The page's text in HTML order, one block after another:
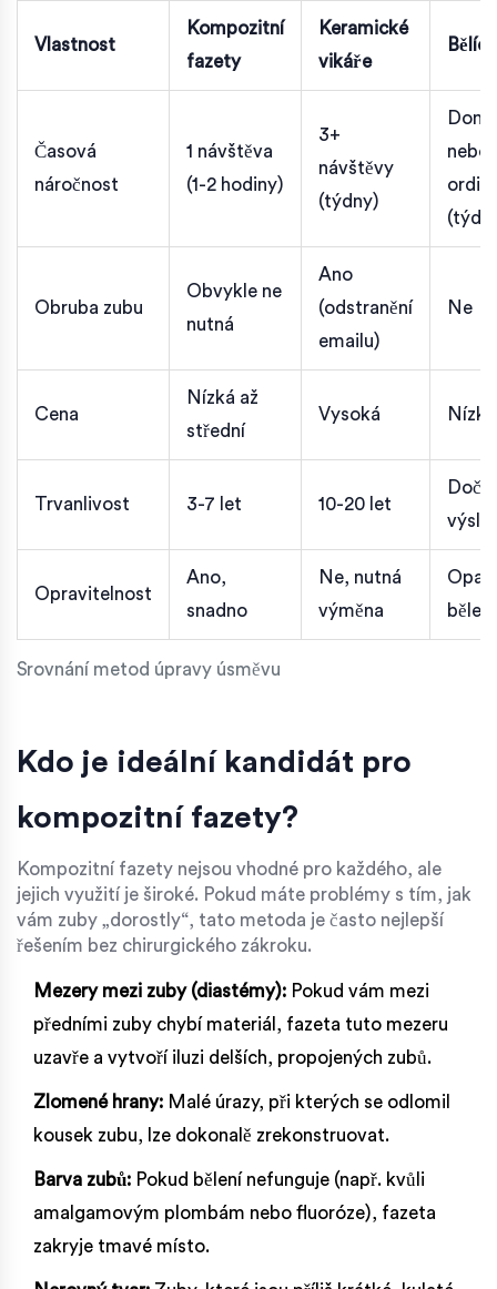
Srovnání metod úpravy úsměvu
Vlastnost
Kompozitní
fazety
Keramické
vikáře
Bělící
Časová
náročnost
1 návštěva
(1-2 hodiny)
3+
návštěvy
(týdny)
nebo
Obruba zubu
Obvykle ne
nutná
Ano
(odstranění
emailu)
Ne
Cena
Nízká až
střední
Vysoká Nízká
Trvanlivost 3-7 let 10-20 let
Opravitelnost
Ano,
snadno
Ne, nutná
výměna
bělení
Kdo je ideální kandidát pro
kompozitní fazety?
Kompozitní fazety nejsou vhodné pro každého, ale
jejich využití je široké. Pokud máte problémy s tím, jak
vám zuby „dorostly“, tato metoda je často nejlepší
řešením bez chirurgického zákroku.
Mezery mezi zuby (diastémy): Pokud vám mezi
předními zuby chybí materiál, fazeta tuto mezeru
uzavře a vytvoří iluzi delších, propojených zubů.
Zlomené hrany: Malé úrazy, při kterých se odlomil
kousek zubu, lze dokonalě zrekonstruovat.
Barva zubů: Pokud bělení nefunguje (např. kvůli
amalgamovým plombám nebo fluoróze), fazeta
zakryje tmavé místo.